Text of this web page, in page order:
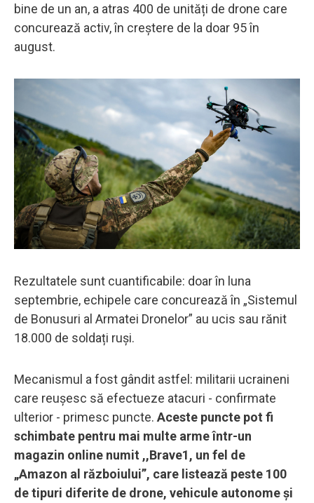
bine de un an, a atras 400 de unități de drone care
concurează activ, în creștere de la doar 95 în
august.
Rezultatele sunt cuantificabile: doar în luna
septembrie, echipele care concurează în „Sistemul
de Bonusuri al Armatei Dronelor” au ucis sau rănit
18.000 de soldați ruși.
Mecanismul a fost gândit astfel: militarii ucraineni
care reușesc să efectueze atacuri - confirmate
ulterior - primesc puncte. Aceste puncte pot fi
schimbate pentru mai multe arme într-un
magazin online numit ,,Brave1, un fel de
„Amazon al războiului”, care listează peste 100
de tipuri diferite de drone, vehicule autonome și